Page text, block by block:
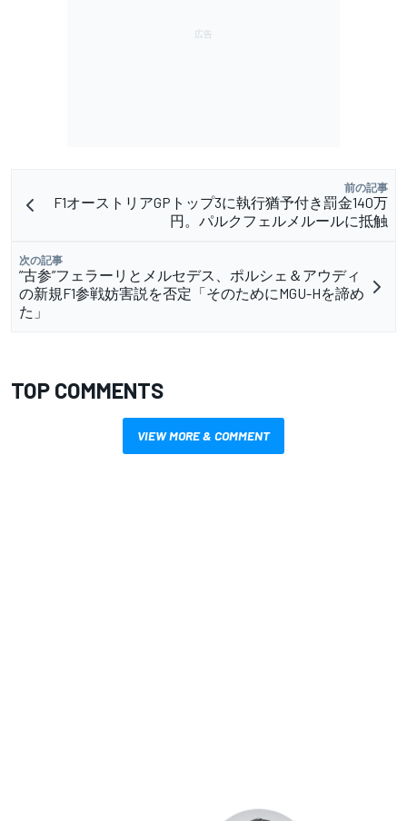
前の記事
F1オーストリアGPトップ3に執行猶予付き罰金140万
円。パルクフェルメルールに抵触
次の記事
”古参”フェラーリとメルセデス、ポルシェ＆アウディ
の新規F1参戦妨害説を否定「そのためにMGU-Hを諦め
た」
TOP COMMENTS
VIEW MORE & COMMENT